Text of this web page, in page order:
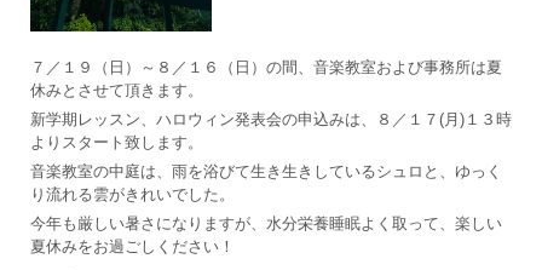
７／１９（日）～８／１６（日）の間、音楽教室および事務所は夏
休みとさせて頂きます。
新学期レッスン、ハロウィン発表会の申込みは、８／１７(月)１３時
よりスタート致します。
音楽教室の中庭は、雨を浴びて生き生きしているシュロと、ゆっく
り流れる雲がきれいでした。
今年も厳しい暑さになりますが、水分栄養睡眠よく取って、楽しい
夏休みをお過ごしください！